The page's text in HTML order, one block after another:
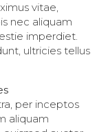
vitae,
nec aliquam
imperdiet.
ultricies tellus
per inceptos
aliquam